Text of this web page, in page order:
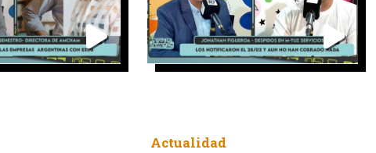
Actualidad